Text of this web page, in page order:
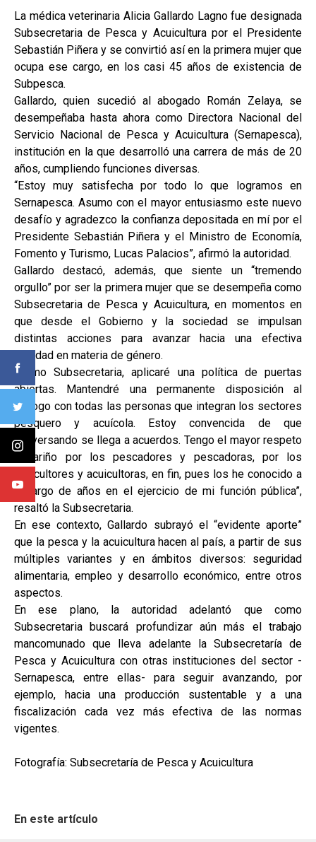
La médica veterinaria Alicia Gallardo Lagno fue designada
Subsecretaria de Pesca y Acuicultura por el Presidente
Sebastián Piñera y se convirtió así en la primera mujer que
ocupa ese cargo, en los casi 45 años de existencia de
Subpesca.
Gallardo, quien sucedió al abogado Román Zelaya, se
desempeñaba hasta ahora como Directora Nacional del
Servicio Nacional de Pesca y Acuicultura (Sernapesca),
institución en la que desarrolló una carrera de más de 20
años, cumpliendo funciones diversas.
“Estoy muy satisfecha por todo lo que logramos en
Sernapesca. Asumo con el mayor entusiasmo este nuevo
desafío y agradezco la confianza depositada en mí por el
Presidente Sebastián Piñera y el Ministro de Economía,
Fomento y Turismo, Lucas Palacios”, afirmó la autoridad.
Gallardo destacó, además, que siente un “tremendo
orgullo” por ser la primera mujer que se desempeña como
Subsecretaria de Pesca y Acuicultura, en momentos en
que desde el Gobierno y la sociedad se impulsan
distintas acciones para avanzar hacia una efectiva
equidad en materia de género.
“Como Subsecretaria, aplicaré una política de puertas
abiertas. Mantendré una permanente disposición al
diálogo con todas las personas que integran los sectores
pesquero y acuícola. Estoy convencida de que
conversando se llega a acuerdos. Tengo el mayor respeto
y cariño por los pescadores y pescadoras, por los
acuicultores y acuicultoras, en fin, pues los he conocido a
lo largo de años en el ejercicio de mi función pública”,
resaltó la Subsecretaria.
En ese contexto, Gallardo subrayó el “evidente aporte”
que la pesca y la acuicultura hacen al país, a partir de sus
múltiples variantes y en ámbitos diversos: seguridad
alimentaria, empleo y desarrollo económico, entre otros
aspectos.
En ese plano, la autoridad adelantó que como
Subsecretaria buscará profundizar aún más el trabajo
mancomunado que lleva adelante la Subsecretaría de
Pesca y Acuicultura con otras instituciones del sector -
Sernapesca, entre ellas- para seguir avanzando, por
ejemplo, hacia una producción sustentable y a una
fiscalización cada vez más efectiva de las normas
vigentes.
Fotografía: Subsecretaría de Pesca y Acuicultura
En este artículo